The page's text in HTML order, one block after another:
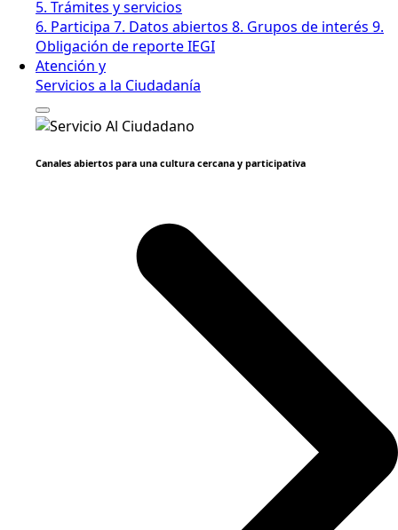
5. Trámites y servicios
6. Participa 7. Datos abiertos 8. Grupos de interés 9.
Obligación de reporte IEGI
Atención y
Servicios a la Ciudadanía
Canales abiertos para una cultura cercana y participativa